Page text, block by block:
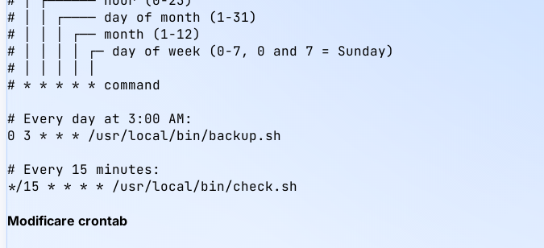
# │ │ ┌──── day of month (1-31)
# │ │ │ ┌── month (1-12)
# │ │ │ │ ┌─ day of week (0-7, 0 and 7 = Sunday)
# │ │ │ │ │
# * * * * * command
# Every day at 3:00 AM:
0 3 * * * /usr/local/bin/backup.sh
# Every 15 minutes:
*/15 * * * * /usr/local/bin/check.sh
Modificare crontab